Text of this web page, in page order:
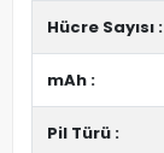
Hücre Sayısı :
mAh :
Pil Türü :